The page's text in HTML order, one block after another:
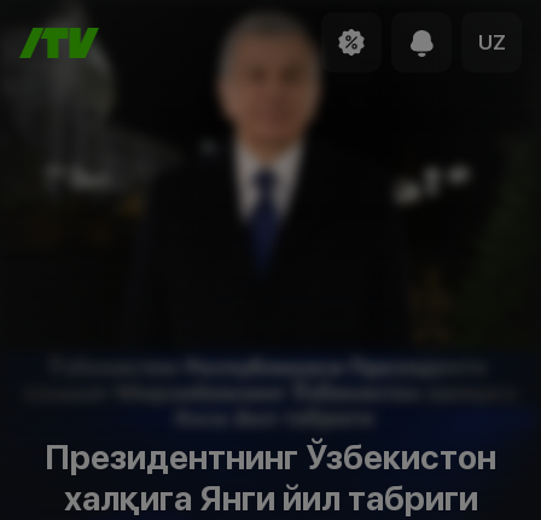
UZ
Президентнинг Ўзбекистон
халқига Янги йил табриги